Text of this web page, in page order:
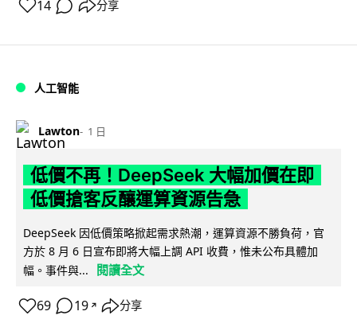
14 分享
人工智能
Lawton 1 日
低價不再！DeepSeek 大幅加價在即
低價搶客反釀運算資源告急
DeepSeek 因低價策略掀起需求熱潮，運算資源不勝負荷，官
方於 8 月 6 日宣布即將大幅上調 API 收費，惟未公布具體加
幅。事件與...
閱讀全文
69 19 ↗ 分享